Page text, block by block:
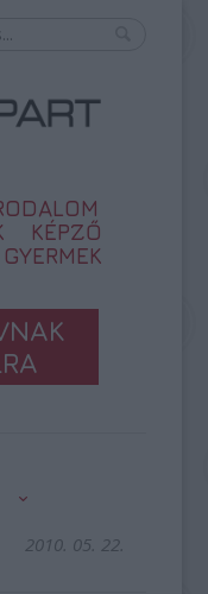
KÉPZŐ
GYERMEK
2010. 05. 22.